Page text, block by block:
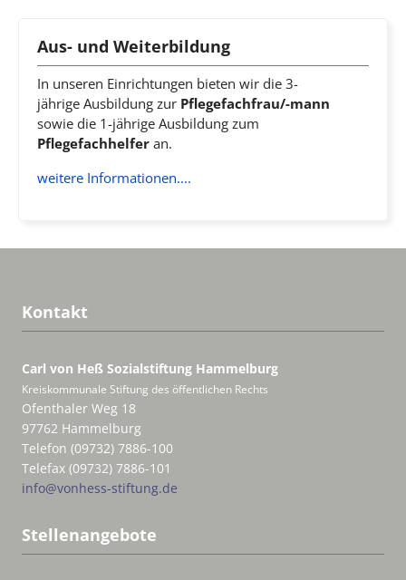
Aus- und Weiterbildung
In unseren Einrichtungen bieten wir die 3-
jährige Ausbildung zur Pflegefachfrau/-mann
sowie die 1-jährige Ausbildung zum
Pflegefachhelfer an.
weitere Informationen....
Kontakt
Carl von Heß Sozialstiftung Hammelburg
Kreiskommunale Stiftung des öffentlichen Rechts
Ofenthaler Weg 18
97762 Hammelburg
Telefon (09732) 7886-100
Telefax (09732) 7886-101
info@vonhess-stiftung.de
Stellenangebote